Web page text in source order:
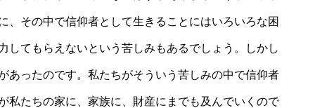
、その中で信仰者として生きることにはいろいろな困
してもらえないという苦しみもあるでしょう。しかし
あったのです。私たちがそういう苦しみの中で信仰者
私たちの家に、家族に、財産にまでも及んでいくので